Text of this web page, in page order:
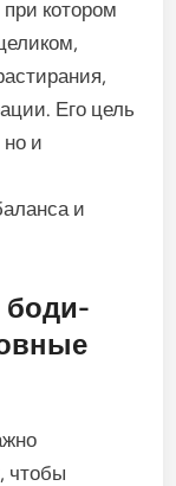
котором
Его цель
и
и
боди-
чтобы